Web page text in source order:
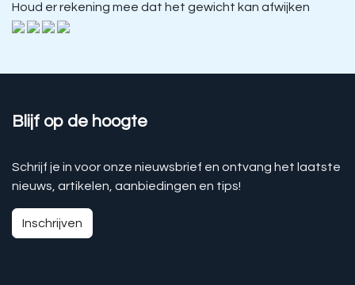
Houd er rekening mee dat het gewicht kan afwijken
Blijf op de hoogte
Schrijf je in voor onze nieuwsbrief en ontvang het laatste
nieuws, artikelen, aanbiedingen en tips!
Inschrijven